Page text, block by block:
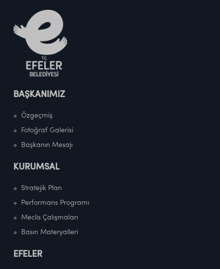
BAŞKANIMIZ
Özgeçmiş
Fotoğraf Galerisi
Başkanın Mesajı
KURUMSAL
Stratejik Plan
Performans Programı
Meclis Çalışmaları
Basın Materyalleri
EFELER